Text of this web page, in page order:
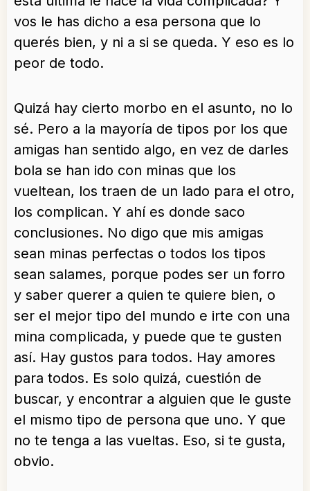
vos le has dicho a esa persona que lo
querés bien, y ni a si se queda. Y eso es lo
peor de todo.
Quizá hay cierto morbo en el asunto, no lo
sé. Pero a la mayoría de tipos por los que
amigas han sentido algo, en vez de darles
bola se han ido con minas que los
vueltean, los traen de un lado para el otro,
los complican. Y ahí es donde saco
conclusiones. No digo que mis amigas
sean minas perfectas o todos los tipos
sean salames, porque podes ser un forro
y saber querer a quien te quiere bien, o
ser el mejor tipo del mundo e irte con una
mina complicada, y puede que te gusten
así. Hay gustos para todos. Hay amores
para todos. Es solo quizá, cuestión de
buscar, y encontrar a alguien que le guste
el mismo tipo de persona que uno. Y que
no te tenga a las vueltas. Eso, si te gusta,
obvio.